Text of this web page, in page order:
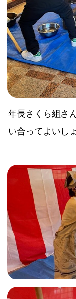
年長さくら組さ
い合ってよいし